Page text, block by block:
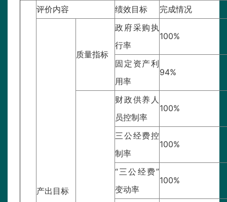
评价内容 绩效目标 完成情况
产出目标
质量指标
政府采购执
行率
100%
固定资产利
用率
94%
财政供养人
员控制率
100%
三公经费控
制率
100%
“三公经费”
变动率
100%